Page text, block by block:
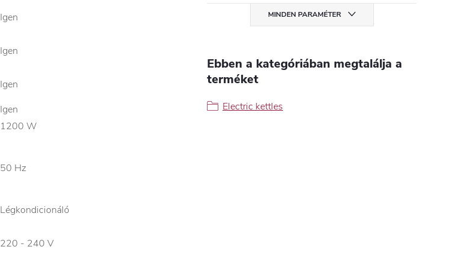
Igen
Igen
Igen
Igen
1200 W
50 Hz
Légkondicionáló
220 - 240 V
MINDEN PARAMÉTER
Ebben a kategóriában megtalálja a
terméket
Electric kettles